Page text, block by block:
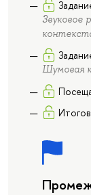
Звуковое
Шумовая